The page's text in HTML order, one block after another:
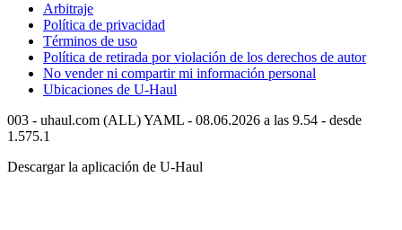
Arbitraje
Política de privacidad
Términos de uso
Política de retirada por violación de los derechos de autor
No vender ni compartir mi información personal
Ubicaciones de U-Haul
003 - uhaul.com (ALL) YAML - 08.06.2026 a las 9.54 - desde
1.575.1
Descargar la aplicación de U-Haul